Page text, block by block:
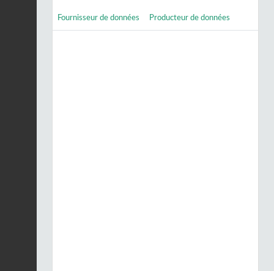
Fournisseur de données Producteur de données